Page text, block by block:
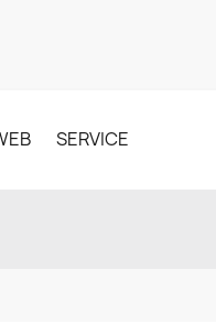
SERVICE